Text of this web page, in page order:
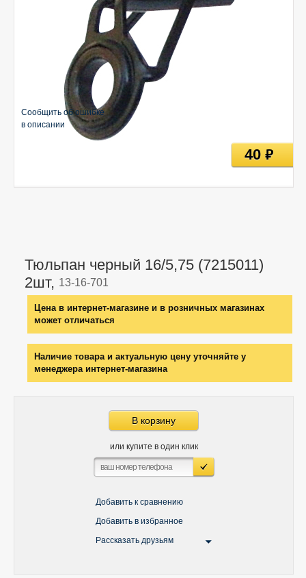
Тюльпан черный 16/5,75 (7215011)
2шт, 13-16-701
Цена в интернет-магазине и в розничных магазинах
может отличаться
Наличие товара и актуальную цену уточняйте у
менеджера интернет-магазина
В корзину
или купите в один клик
Добавить к сравнению
Добавить в избранное
Рассказать друзьям
Сообщить об ошибке
в описании
40руб